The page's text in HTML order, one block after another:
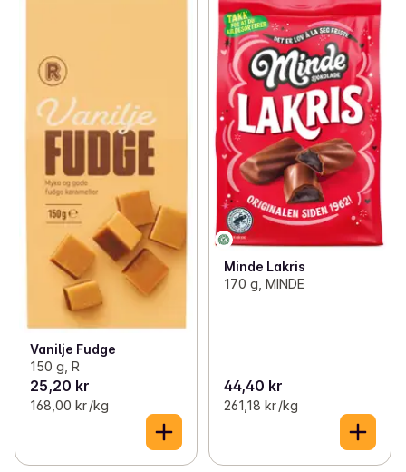
Vanilje Fudge
150 g, R
25,20 kr
168,00 kr /kg
Minde Lakris
170 g, MINDE
44,40 kr
261,18 kr /kg